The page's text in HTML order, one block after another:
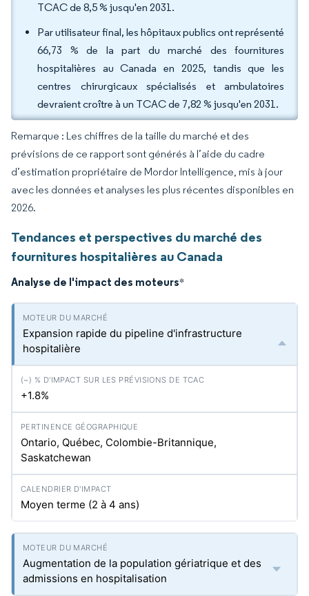
TCAC de 8,5 % jusqu'en 2031.
Par utilisateur final, les hôpitaux publics ont représenté
66,73 % de la part du marché des fournitures
hospitalières au Canada en 2025, tandis que les
centres chirurgicaux spécialisés et ambulatoires
devraient croître à un TCAC de 7,82 % jusqu'en 2031.
Remarque : Les chiffres de la taille du marché et des
prévisions de ce rapport sont générés à l’aide du cadre
d’estimation propriétaire de Mordor Intelligence, mis à jour
avec les données et analyses les plus récentes disponibles en
2026.
Tendances et perspectives du marché des
fournitures hospitalières au Canada
Analyse de l'impact des moteurs*
Expansion rapide du pipeline d'infrastructure
hospitalière
+1.8%
Ontario, Québec, Colombie-Britannique,
Saskatchewan
Moyen terme (2 à 4 ans)
Augmentation de la population gériatrique et des
admissions en hospitalisation